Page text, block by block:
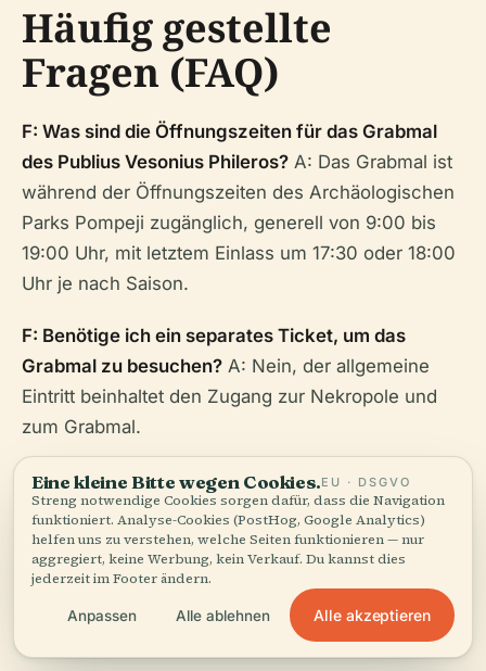
Häufig gestellte
Fragen (FAQ)
F: Was sind die Öffnungszeiten für das Grabmal
des Publius Vesonius Phileros? A: Das Grabmal ist
während der Öffnungszeiten des Archäologischen
Parks Pompeji zugänglich, generell von 9:00 bis
19:00 Uhr, mit letztem Einlass um 17:30 oder 18:00
Uhr je nach Saison.
F: Benötige ich ein separates Ticket, um das
Grabmal zu besuchen? A: Nein, der allgemeine
Eintritt beinhaltet den Zugang zur Nekropole und
zum Grabmal.
F: Ist die Stätte für Besucher mit
Mobilitätsproblemen zugänglich? A: Das Gelände
ist uneben und kann für Menschen mit
Mobilitätsproblemen schwierig sein. Einige
Vorkehrungen sind verfügbar; erkundigen Sie sich
beim Park.
Eine kleine Bitte wegen Cookies.EU · DSGVO
Streng notwendige Cookies sorgen dafür, dass die Navigation
funktioniert. Analyse-Cookies (PostHog, Google Analytics)
helfen uns zu verstehen, welche Seiten funktionieren — nur
aggregiert, keine Werbung, kein Verkauf. Du kannst dies
jederzeit im Footer ändern.
Anpassen Alle ablehnen Alle akzeptieren